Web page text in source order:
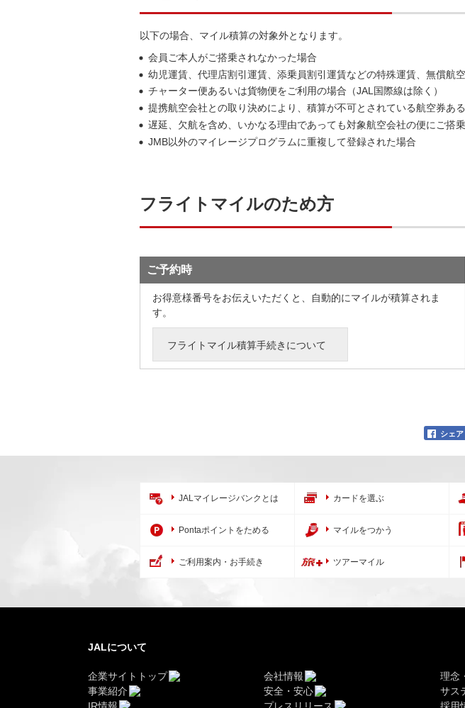
以下の場合、マイル積算の対象外となります。
会員ご本人がご搭乗されなかった場合
幼児運賃、代理店割引運賃、添乗員割引運賃などの特殊運賃、無償航
チャーター便あるいは貨物便をご利用の場合（JAL国際線は除く）
提携航空会社との取り決めにより、積算が不可とされている航空券あ
遅延、欠航を含め、いかなる理由であっても対象航空会社の便にご搭
JMB以外のマイレージプログラムに重複して登録された場合
フライトマイルのため方
ご予約時
お得意様番号をお伝えいただくと、自動的にマイルが積算されま
す。
フライトマイル積算手続きについて
シェア
JALマイレージバンクとは カードを選ぶ
Pontaポイントをためる マイルをつかう
ご利用案内・お手続き ツアーマイル
JALについて
企業サイトトップ 会社情報
理念
事業紹介
安全・安心
サス
IR情報
プレスリリース 採用